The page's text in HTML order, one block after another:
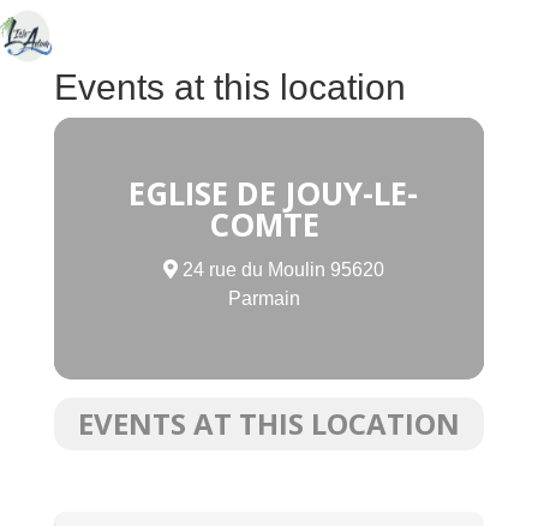
Events at this location
EGLISE DE JOUY-LE-
COMTE
24 rue du Moulin 95620
Parmain
EVENTS AT THIS LOCATION